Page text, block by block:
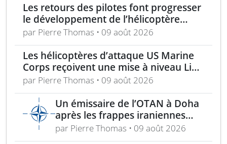
Les retours des pilotes font progresser
le développement de l’hélicoptère
d’assaut Cheyenne
par Pierre Thomas • 09 août 2026
Les hélicoptères d’attaque US Marine
Corps reçoivent une mise à niveau Link
16
par Pierre Thomas • 09 août 2026
Un émissaire de l’OTAN à Doha
après les frappes iraniennes
contre plusieurs États du Golfe
par Pierre Thomas • 09 août 2026